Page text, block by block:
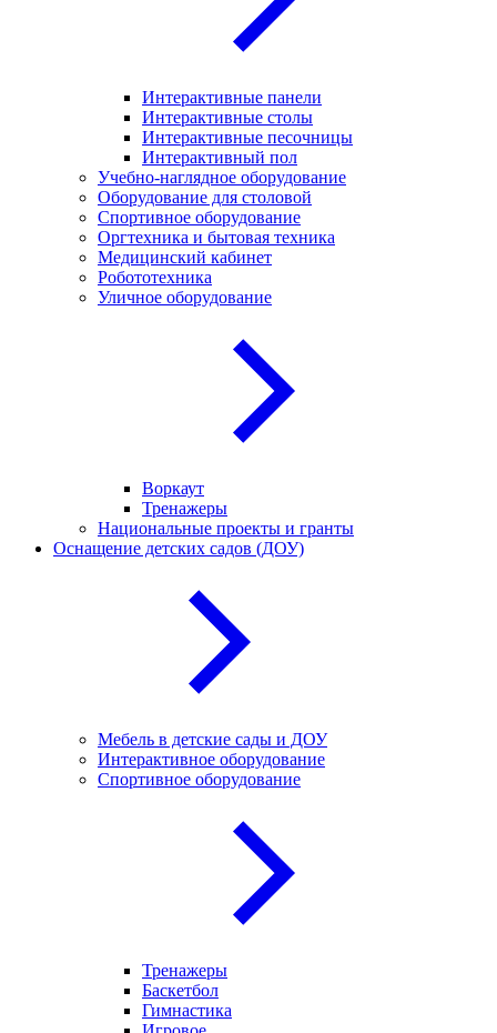
Интерактивные панели
Интерактивные столы
Интерактивные песочницы
Интерактивный пол
Учебно-наглядное оборудование
Оборудование для столовой
Спортивное оборудование
Оргтехника и бытовая техника
Медицинский кабинет
Робототехника
Уличное оборудование
Воркаут
Тренажеры
Национальные проекты и гранты
Оснащение детских садов (ДОУ)
Мебель в детские сады и ДОУ
Интерактивное оборудование
Спортивное оборудование
Тренажеры
Баскетбол
Гимнастика